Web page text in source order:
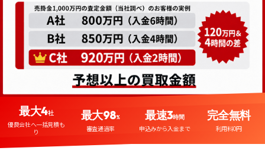
最大4社
優良会社へ一括見積も
り
最大98%
審査通過率
最速3時間
申込みから入金まで
完全無料
利用料0円